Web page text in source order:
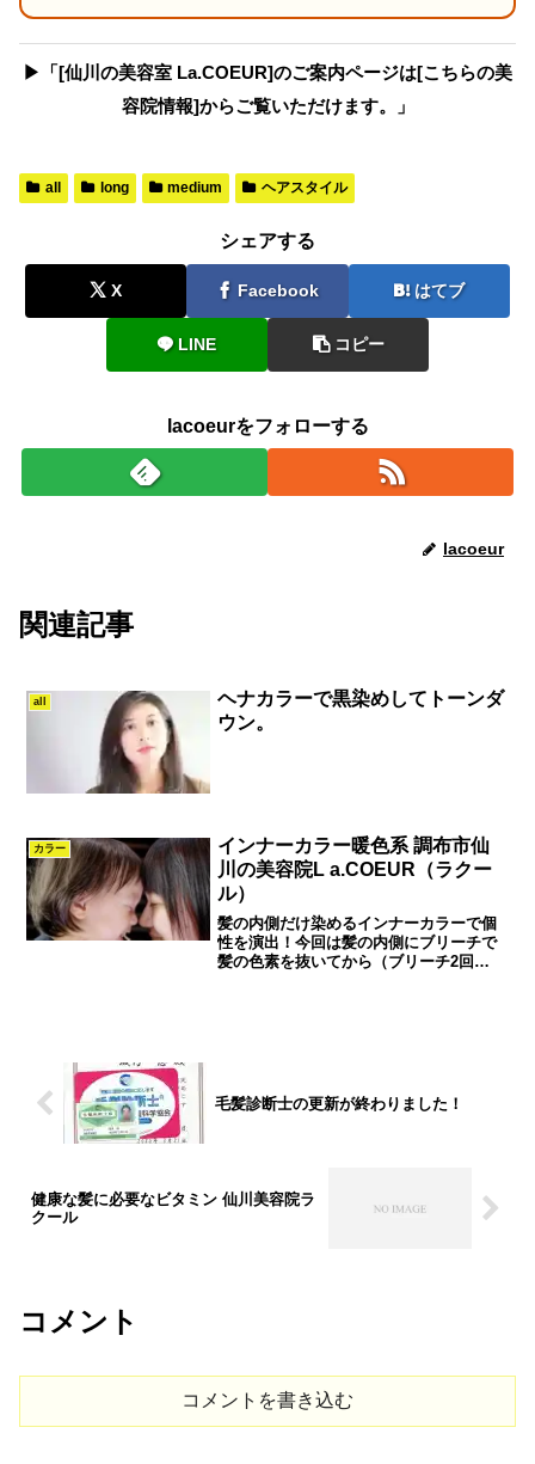
▶︎「[仙川の美容室 La.COEUR]のご案内ページは[こちらの美
容院情報]からご覧いただけます。」
all long medium ヘアスタイル
シェアする
X Facebook はてブ
LINE コピー
lacoeurをフォローする
lacoeur
関連記事
all
ヘナカラーで黒染めしてトーンダ
ウン。
カラー
インナーカラー暖色系 調布市仙
川の美容院L a.COEUR（ラクー
ル）
髪の内側だけ染めるインナーカラーで個
性を演出！今回は髪の内側にブリーチで
髪の色素を抜いてから（ブリーチ2回
毛髪診断士の更新が終わりました！
健康な髪に必要なビタミン 仙川美容院ラ
クール
コメント
コメントを書き込む